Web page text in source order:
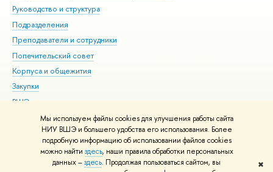
Мы используем файлы cookies для улучшения работы сайта
НИУ ВШЭ и большего удобства его использования. Более
подробную информацию об использовании файлов cookies
можно найти здесь, наши правила обработки персональных
данных –здесь. Продолжая пользоваться сайтом, вы
✖
Руководство и структура
Подразделения
Преподаватели и сотрудники
Попечительский совет
Корпуса и общежития
Закупки
ВШЭ для студентов с ограниченными возможностями
здоровья и инвалидностью
Версия для слабовидящих
Единая платежная страница